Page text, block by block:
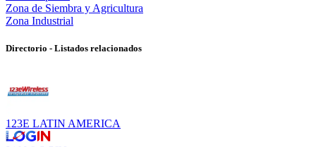
Zona de Siembra y Agricultura
Zona Industrial
Directorio - Listados relacionados
123E LATIN AMERICA